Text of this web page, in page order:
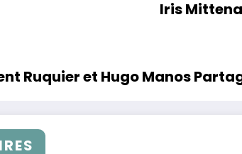
Iris
Ruquier et Hugo Manos